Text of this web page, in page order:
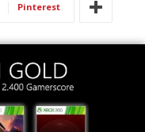
Pinterest